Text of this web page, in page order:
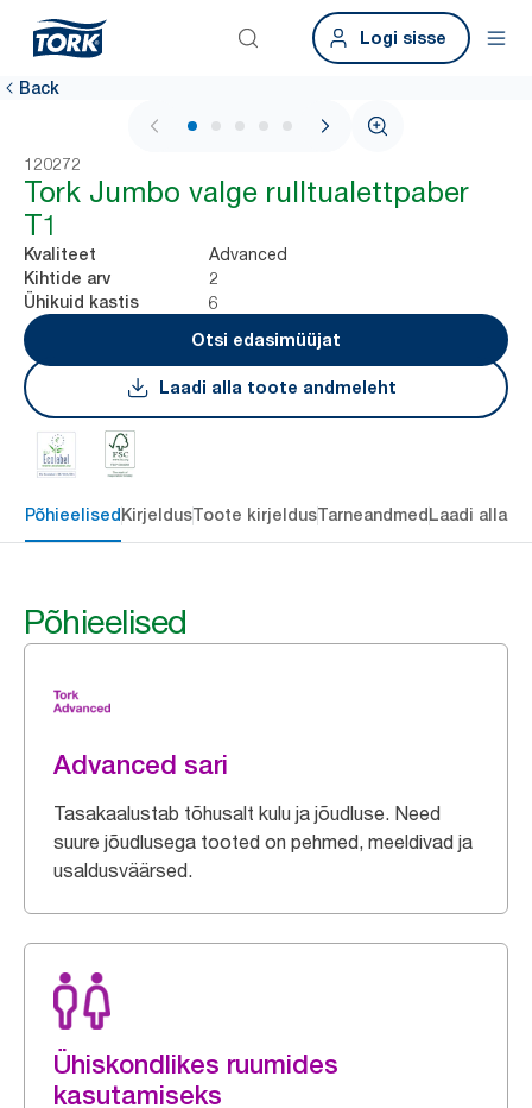
Logi sisse
Back
1 / 5
120272
Tork Jumbo valge rulltualettpaber
T1
Kvaliteet Advanced
Kihtide arv 2
Ühikuid kastis
6
Otsi edasimüüjat
Laadi alla toote andmeleht
Põhieelised KirjeldusToote kirjeldusTarneandmed Laadi alla
Põhieelised
Advanced sari
Tasakaalustab tõhusalt kulu ja jõudluse. Need
suure jõudlusega tooted on pehmed, meeldivad ja
usaldusväärsed.
Ühiskondlikes ruumides
kasutamiseks